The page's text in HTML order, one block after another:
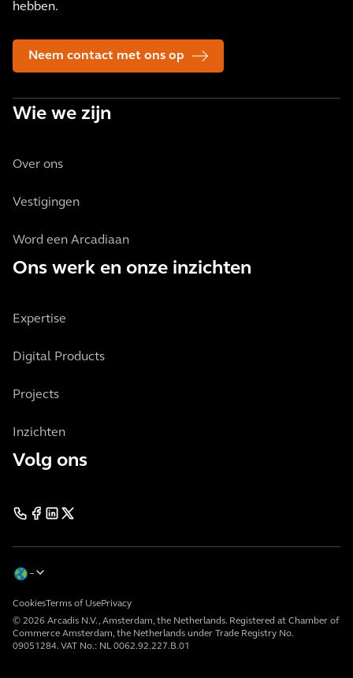
hebben.
Neem contact met ons op
Wie we zijn
Over ons
Vestigingen
Word een Arcadiaan
Ons werk en onze inzichten
Expertise
Digital Products
Projects
Inzichten
Volg ons
© 2026 Arcadis N.V., Amsterdam, the Netherlands. Registered at Chamber of
Commerce Amsterdam, the Netherlands under Trade Registry No.
09051284. VAT No.: NL 0062.92.227.B.01
CookiesTerms of UsePrivacy